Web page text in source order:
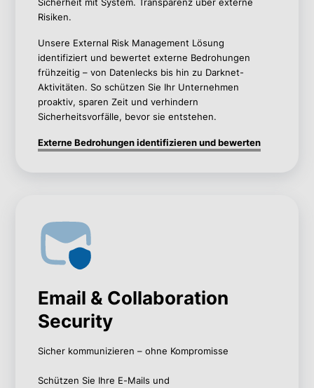
Risiken.
Unsere External Risk Management Lösung
identifiziert und bewertet externe Bedrohungen
frühzeitig – von Datenlecks bis hin zu Darknet-
Aktivitäten. So schützen Sie Ihr Unternehmen
proaktiv, sparen Zeit und verhindern
Sicherheitsvorfälle, bevor sie entstehen.
Externe Bedrohungen identifizieren und bewerten
Email & Collaboration
Security
Sicher kommunizieren – ohne Kompromisse
Schützen Sie Ihre E-Mails und